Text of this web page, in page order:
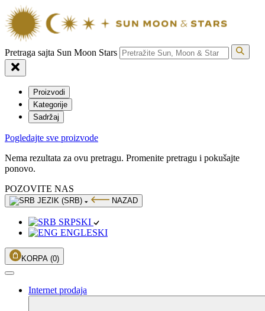
Pretraga sajta Sun Moon Stars
Proizvodi
Kategorije
Sadržaj
Pogledajte sve proizvode
Nema rezultata za ovu pretragu. Promenite pretragu i pokušajte
ponovo.
POZOVITE NAS
JEZIK (SRB) NAZAD
SRPSKI
ENGLESKI
KORPA (0)
Internet prodaja